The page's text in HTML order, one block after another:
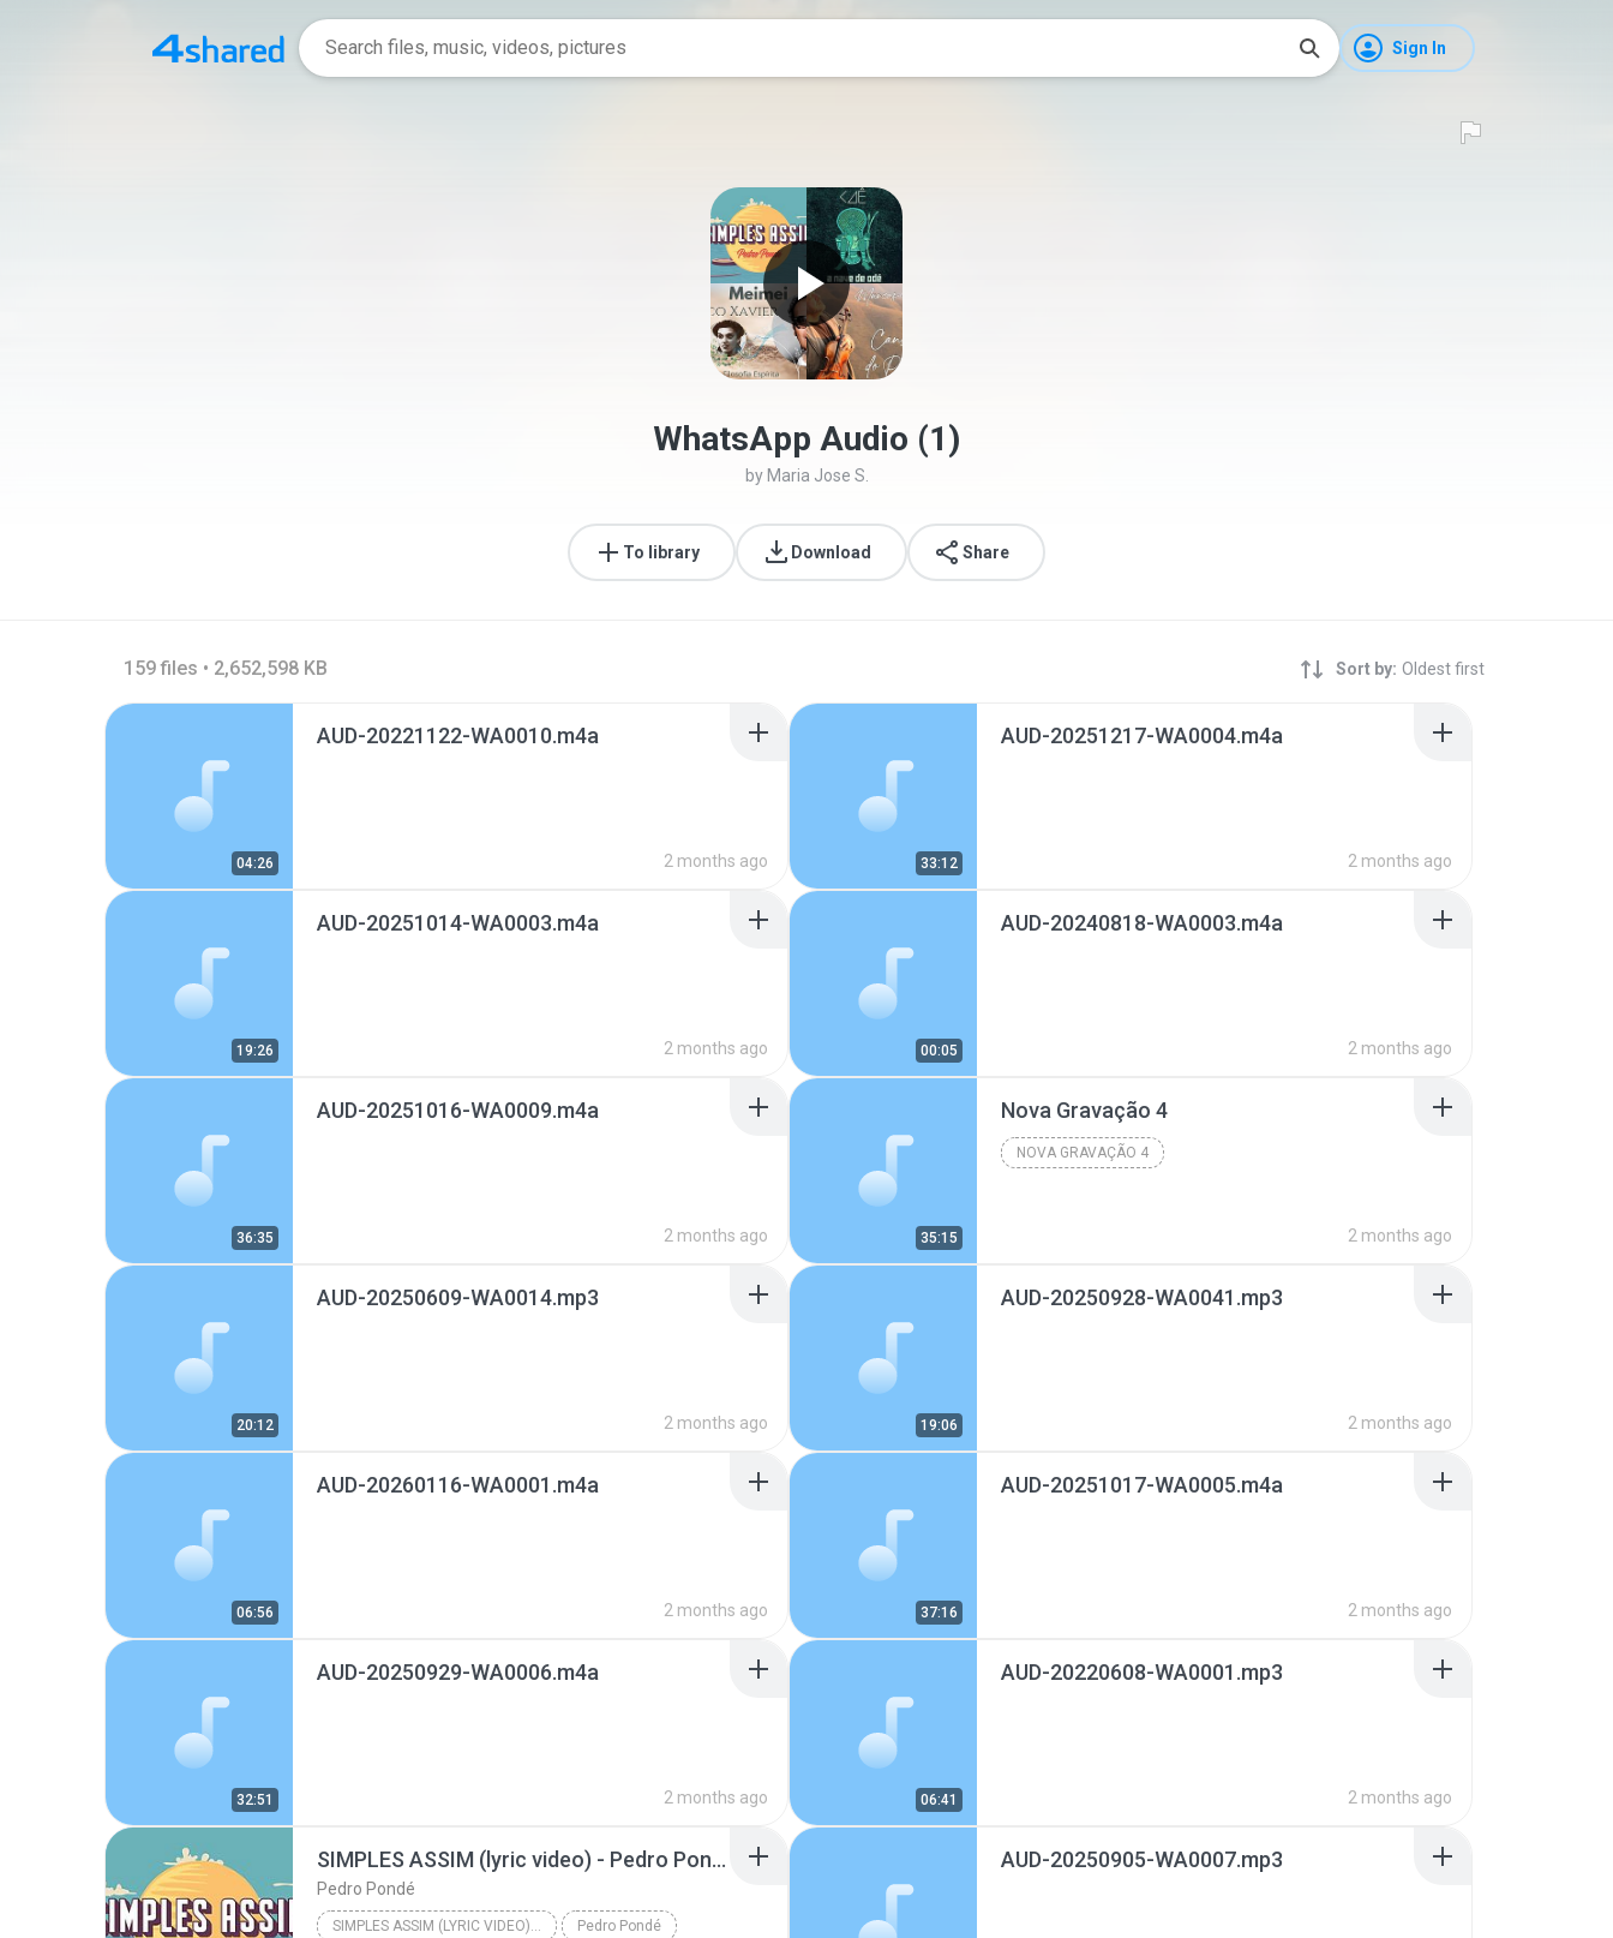
Sign In
WhatsApp Audio (1)
by Maria Jose S.
To library Download Share
159 files • 2,652,598 KB Sort by: Oldest first
04:26
AUD-20221122-WA0010.m4a
2 months ago 33:12
AUD-20251217-WA0004.m4a
2 months ago
19:26
AUD-20251014-WA0003.m4a
2 months ago 00:05
AUD-20240818-WA0003.m4a
2 months ago
36:35
AUD-20251016-WA0009.m4a
2 months ago 35:15
Nova Gravação 4
NOVA GRAVAÇÃO 4
2 months ago
20:12
AUD-20250609-WA0014.mp3
2 months ago 19:06
AUD-20250928-WA0041.mp3
2 months ago
06:56
AUD-20260116-WA0001.m4a
2 months ago 37:16
AUD-20251017-WA0005.m4a
2 months ago
32:51
AUD-20250929-WA0006.m4a
2 months ago 06:41
AUD-20220608-WA0001.mp3
2 months ago
SIMPLES ASSIM (lyric video) - Pedro Pondé
Pedro Pondé
SIMPLES ASSIM (LYRIC VIDEO) - PEDRO PONDÉ Pedro Pondé
AUD-20250905-WA0007.mp3